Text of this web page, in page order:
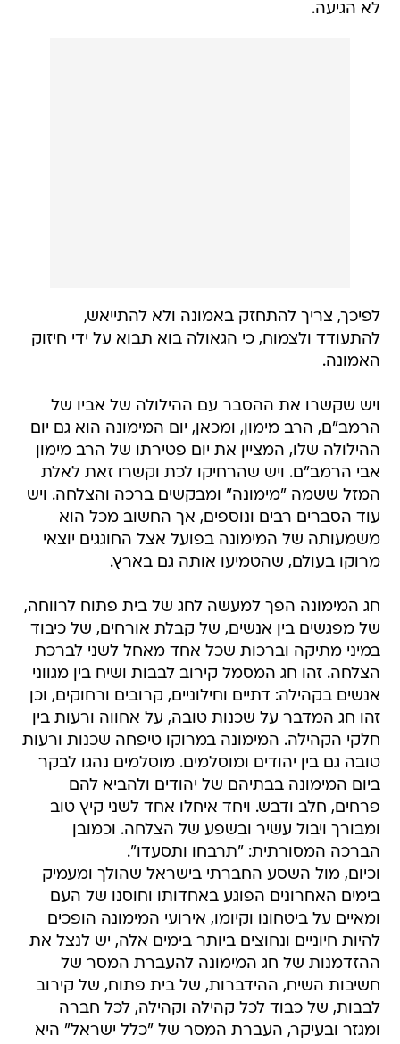
לא הגיעה.
לפיכך, צריך להתחזק באמונה ולא להתייאש,
להתעודד ולצמוח, כי הגאולה בוא תבוא על ידי חיזוק
האמונה.
ויש שקשרו את ההסבר עם ההילולה של אביו של
הרמב"ם, הרב מימון, ומכאן, יום המימונה הוא גם יום
ההילולה שלו, המציין את יום פטירתו של הרב מימון
אבי הרמב"ם. ויש שהרחיקו לכת וקשרו זאת לאלת
המזל ששמה "מימונה" ומבקשים ברכה והצלחה. ויש
עוד הסברים רבים ונוספים, אך החשוב מכל הוא
משמעותה של המימונה בפועל אצל החוגגים יוצאי
מרוקו בעולם, שהטמיעו אותה גם בארץ.
חג המימונה הפך למעשה לחג של בית פתוח לרווחה,
של מפגשים בין אנשים, של קבלת אורחים, של כיבוד
במיני מתיקה וברכות שכל אחד מאחל לשני לברכת
הצלחה. זהו חג המסמל קירוב לבבות ושיח בין מגווני
אנשים בקהילה: דתיים וחילוניים, קרובים ורחוקים, וכן
זהו חג המדבר על שכנות טובה, על אחווה ורעות בין
חלקי הקהילה. המימונה במרוקו טיפחה שכנות ורעות
טובה גם בין יהודים ומוסלמים. מוסלמים נהגו לבקר
ביום המימונה בבתיהם של יהודים ולהביא להם
פרחים, חלב ודבש. ויחד איחלו אחד לשני קיץ טוב
ומבורך ויבול עשיר ובשפע של הצלחה. וכמובן
הברכה המסורתית: "תרבחו ותסעדו".
וכיום, מול השסע החברתי בישראל שהולך ומעמיק
בימים האחרונים הפוגע באחדותו וחוסנו של העם
ומאיים על ביטחונו וקיומו, אירועי המימונה הופכים
להיות חיוניים ונחוצים ביותר בימים אלה, יש לנצל את
ההזדמנות של חג המימונה להעברת המסר של
חשיבות השיח, ההידברות, של בית פתוח, של קירוב
לבבות, של כבוד לכל קהילה וקהילה, לכל חברה
ומגזר ובעיקר, העברת המסר של "כלל ישראל" היא